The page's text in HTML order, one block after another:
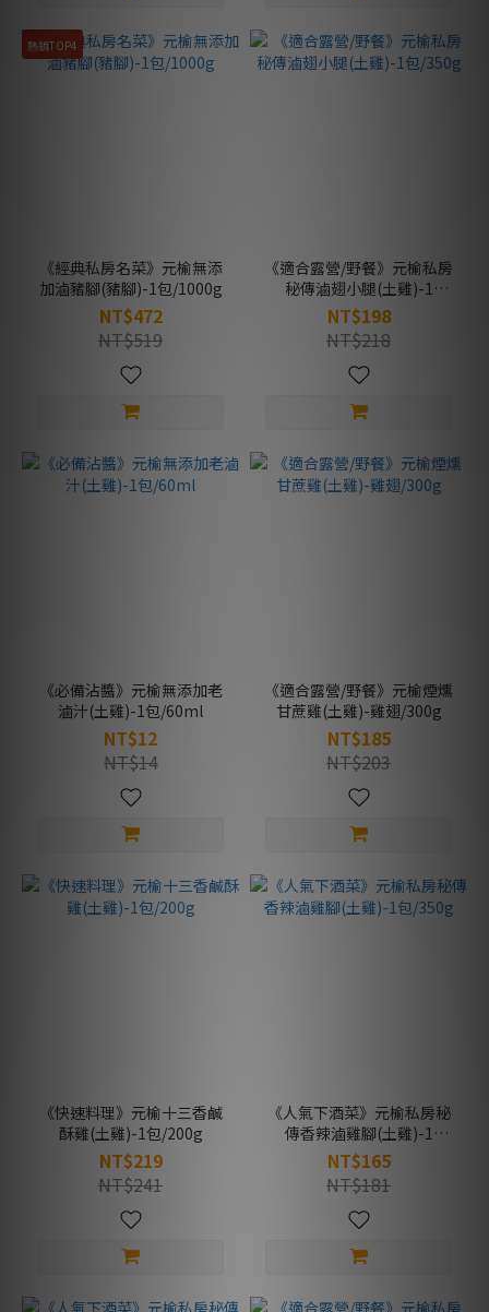
熱銷TOP4
《經典私房名菜》元榆無添
加滷豬腳(豬腳)-1包/1000g
NT$472
NT$519
《適合露營/野餐》元榆私房
秘傳滷翅小腿(土雞)-1
包/350g
NT$198
NT$218
《必備沾醬》元榆無添加老
滷汁(土雞)-1包/60ml
NT$12
NT$14
《適合露營/野餐》元榆煙燻
甘蔗雞(土雞)-雞翅/300g
NT$185
NT$203
《快速料理》元榆十三香鹹
酥雞(土雞)-1包/200g
NT$219
NT$241
《人氣下酒菜》元榆私房秘
傳香辣滷雞腳(土雞)-1
包/350g
NT$165
NT$181